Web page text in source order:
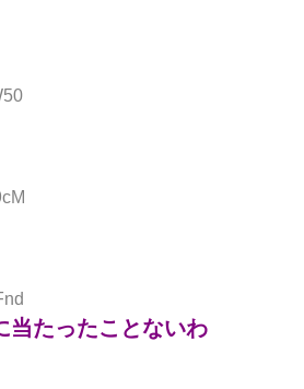
当たったことないわ